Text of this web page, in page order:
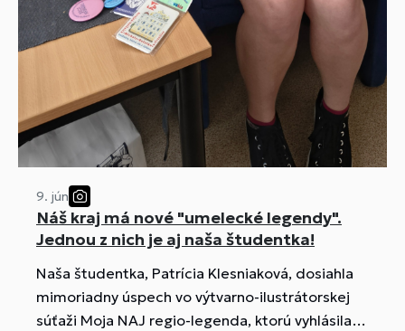
9. jún
Náš kraj má nové "umelecké legendy".
Jednou z nich je aj naša študentka!
Naša študentka, Patrícia Klesniaková, dosiahla
mimoriadny úspech vo výtvarno-ilustrátorskej
súťaži Moja NAJ regio-legenda, ktorú vyhlásila